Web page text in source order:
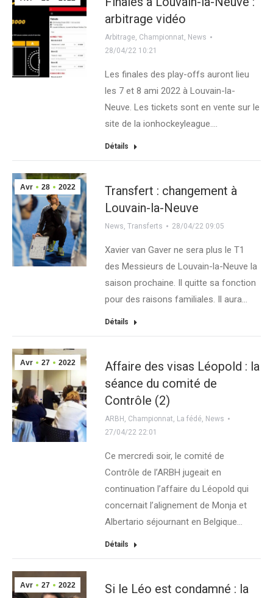
arbitrage vidéo
Arbitrage, Championnat, News
28/04/22 10:21
Les finales des play-offs auront lieu
les 7 et 8 ami 2022 à Louvain-la-
Neuve. Les tickets sont en vente sur le
site de la ionhockeyleague.…
Détails
Avr 28 2022
Transfert : changement à
Louvain-la-Neuve
News,Transferts 28/04/22 09:05
Xavier van Gaver ne sera plus le T1
des Messieurs de Louvain-la-Neuve la
saison prochaine. Il quitte sa fonction
pour des raisons familiales. Il aura…
Détails
Avr 27 2022
Affaire des visas Léopold : la
séance du comité de
Contrôle (2)
ARBH , Championnat, La fédé, News
27/04/22 22:01
Ce mercredi soir, le comité de
Contrôle de l’ARBH jugeait en
continuation l’affaire du Léopold qui
concernait l’alignement de Monja et
Albertario séjournant en Belgique…
Détails
Avr 27 2022
Si le Léo est condamné : la